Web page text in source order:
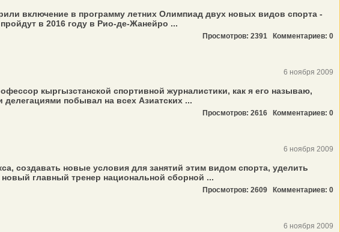
включение в программу летних Олимпиад двух новых видов спорта -
в 2016 году в Рио-де-Жанейро ...
Просмотров: 2391 Комментариев: 0
6 ноября 2009
кыргызстанской спортивной журналистики, как я его называю,
побывал на всех Азиатских ...
Просмотров: 2616 Комментариев: 0
6 ноября 2009
создавать новые условия для занятий этим видом спорта, уделить
главный тренер национальной сборной ...
Просмотров: 2609 Комментариев: 0
6 ноября 2009